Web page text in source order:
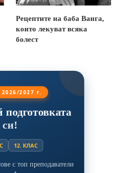
Рецептите на баба Ванга,
които лекуват всяка
болест
2027 г.
си!
12. КЛАС
с топ преподаватели